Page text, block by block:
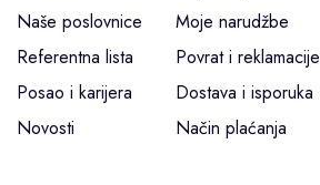
Naše poslovnice
Referentna lista
Posao i karijera
Novosti
Moje narudžbe
Povrat i reklamacije
Dostava i isporuka
Način plaćanja